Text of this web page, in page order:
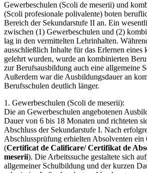
Gewerbeschulen (Scoli de meserii) und
(Scoli profesionale polivalente) boten
Bereich der Sekundarstufe II an. Ein
zwischen (1) Gewerbeschulen und (2)
lag in den vermittelten Lehrinhalten.
ausschließlich Inhalte für das Erlernen eines
gelehrt wurden, wurde an kombinierten
zur Berufsausbildung auch eine allgemeine
Außerdem war die Ausbildungsdauer an
Berufsschulen deutlich länger.
1. Gewerbeschulen (Scoli de meserii):
Die an Gewerbeschulen angebotenen
Dauer von 6 bis 18 Monaten und richteten
Abschluss der Sekundarstufe I. Nach
Abschlussprüfung erhielten Absolventen
(Certificat de Calificare/ Certifikat de
meserii). Die Arbeitssuche gestaltete sich
allgemeiner Schulbildung und der kurzen